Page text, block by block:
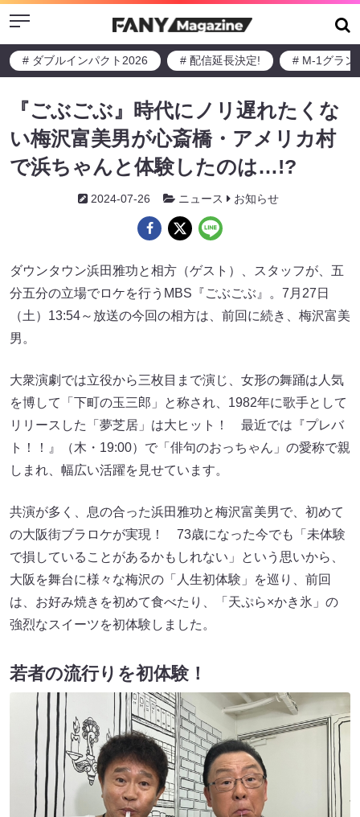
Menu
# ダブルインパクト2026 # 配信延長決定! # M-1グラン
『ごぶごぶ』時代にノリ遅れたくな
い梅沢富美男が心斎橋・アメリカ村
で浜ちゃんと体験したのは…!?
2024-07-26 ニュース お知らせ
ダウンタウン浜田雅功と相方（ゲスト）、スタッフが、五
分五分の立場でロケを行うMBS『ごぶごぶ』。7月27日
（土）13:54～放送の今回の相方は、前回に続き、梅沢富美
男。
大衆演劇では立役から三枚目まで演じ、女形の舞踊は人気
を博して「下町の玉三郎」と称され、1982年に歌手として
リリースした「夢芝居」は大ヒット！ 最近では『プレバ
ト！！』（木・19:00）で「俳句のおっちゃん」の愛称で親
しまれ、幅広い活躍を見せています。
共演が多く、息の合った浜田雅功と梅沢富美男で、初めて
の大阪街ブラロケが実現！ 73歳になった今でも「未体験
で損していることがあるかもしれない」という思いから、
大阪を舞台に様々な梅沢の「人生初体験」を巡り、前回
は、お好み焼きを初めて食べたり、「天ぷら×かき氷」の
強烈なスイーツを初体験しました。
若者の流行りを初体験！